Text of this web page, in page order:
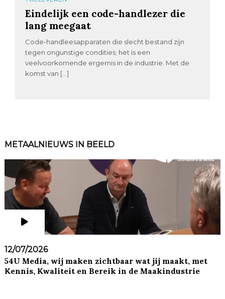
Eindelijk een code-handlezer die
lang meegaat
Code-handleesapparaten die slecht bestand zijn
tegen ongunstige condities; het is een
veelvoorkomende ergernis in de industrie. Met de
komst van […]
METAALNIEUWS IN BEELD
12/07/2026
54U Media, wij maken zichtbaar wat jij maakt, met
Kennis, Kwaliteit en Bereik in de Maakindustrie